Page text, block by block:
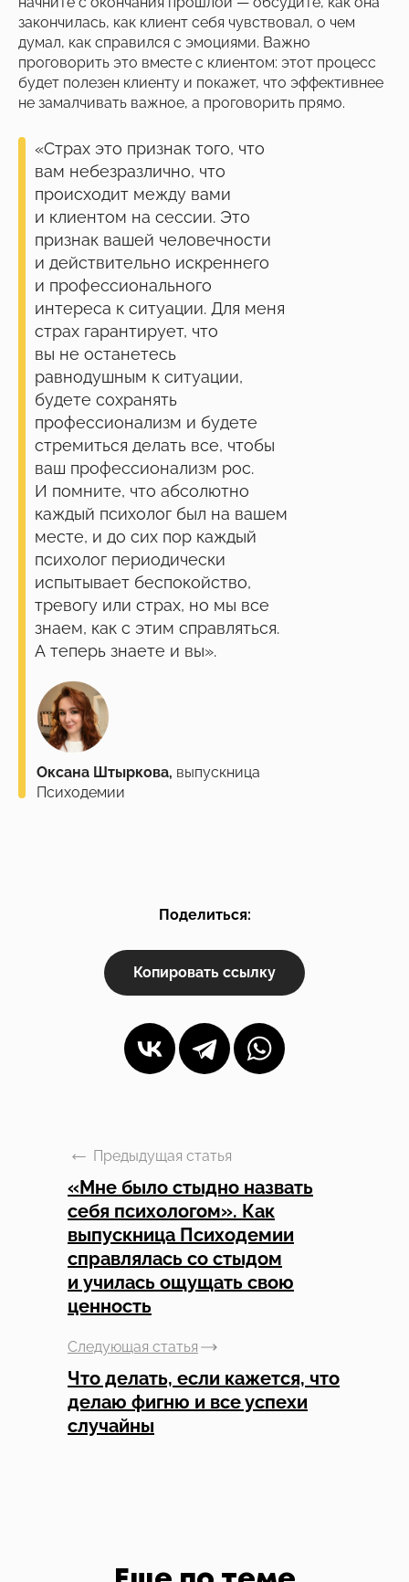
закончилась, как клиент себя чувствовал, о чем
думал, как справился с эмоциями. Важно
проговорить это вместе с клиентом: этот процесс
будет полезен клиенту и покажет, что эффективнее
не замалчивать важное, а проговорить прямо.
«Страх это признак того, что
вам небезразлично, что
происходит между вами
и клиентом на сессии. Это
признак вашей человечности
и действительно искреннего
и профессионального
интереса к ситуации. Для меня
страх гарантирует, что
вы не останетесь
равнодушным к ситуации,
будете сохранять
профессионализм и будете
стремиться делать все, чтобы
ваш профессионализм рос.
И помните, что абсолютно
каждый психолог был на вашем
месте, и до сих пор каждый
психолог периодически
испытывает беспокойство,
тревогу или страх, но мы все
знаем, как с этим справляться.
А теперь знаете и вы».
Оксана Штыркова, выпускница
Психодемии
Поделиться:
Копировать ссылку
«Мне было стыдно назвать
себя психологом». Как
выпускница Психодемии
справлялась со стыдом
и училась ощущать свою
ценность
Предыдущая статья
Что делать, если кажется, что
делаю фигню и все успехи
случайны
Следующая статья
Скидки до конца мая
Успейте зафиксировать
скидку до–20%на обучение Подробнее